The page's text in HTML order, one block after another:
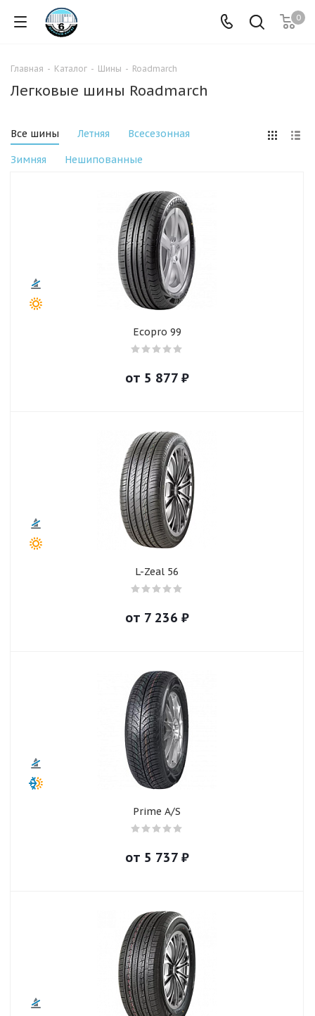
0
Главная - Каталог - Шины - Roadmarch
Легковые шины Roadmarch
Все шины Летняя Всесезонная
Зимняя Нешипованные
Ecopro 99
от 5 877₽
L-Zeal 56
от 7 236 ₽
Prime A/S
от 5 737₽